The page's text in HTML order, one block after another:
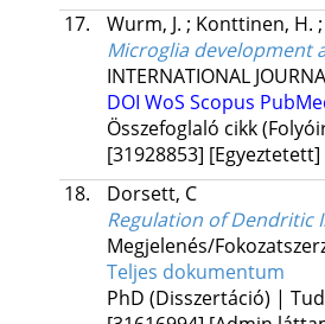
17.
Wurm, J. ; Konttinen, H. ;
Microglia development
INTERNATIONAL
DOI WoS Scopus
Összefoglaló cikk
[31928853] [Egyeztetett]
18.
Dorsett, C
Regulation of Dendritic
Megjelenés/
Teljes dokumentum
PhD (Disszertáció) |